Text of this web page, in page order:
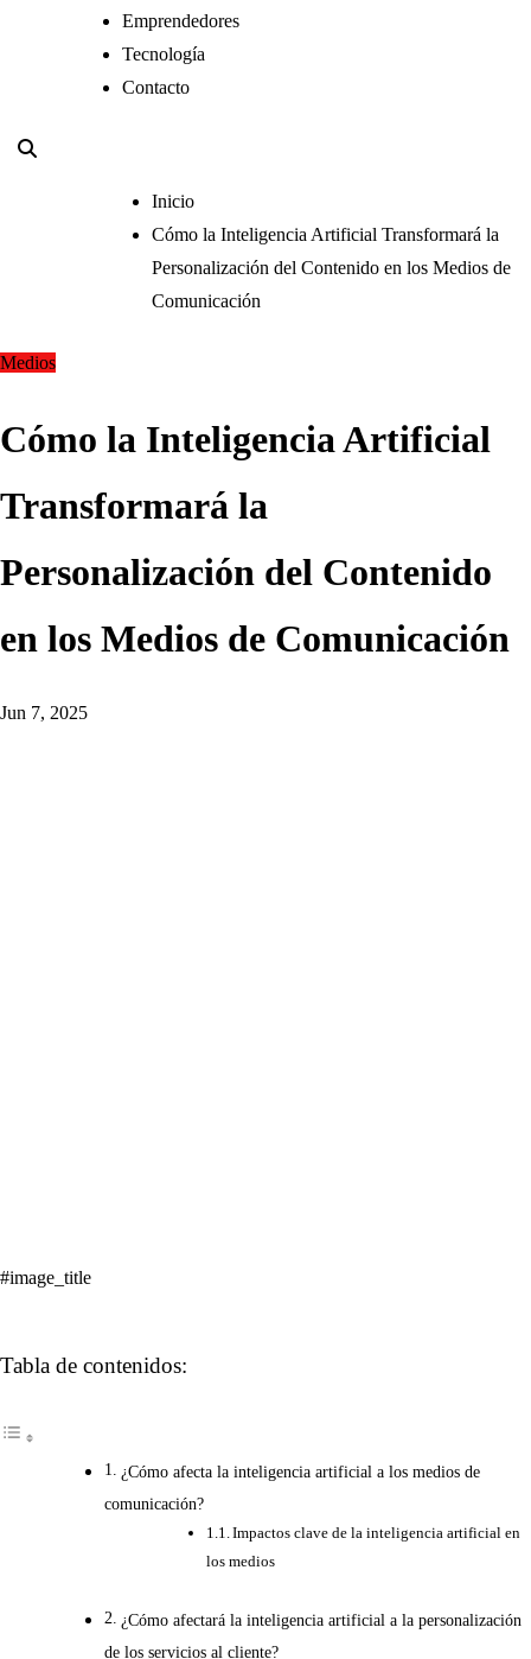
Emprendedores
Tecnología
Contacto
Inicio
Cómo la Inteligencia Artificial Transformará la
Personalización del Contenido en los Medios de
Comunicación
Medios
Cómo la Inteligencia Artificial
Transformará la
Personalización del Contenido
en los Medios de Comunicación
Jun 7, 2025
#image_title
Tabla de contenidos:
¿Cómo afecta la inteligencia artificial a los medios de
comunicación?
Impactos clave de la inteligencia artificial en
los medios
¿Cómo afectará la inteligencia artificial a la personalización
de los servicios al cliente?